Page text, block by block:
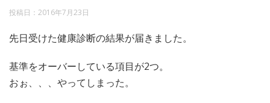
投稿日： 2016年7月23日
先日受けた健康診断の結果が届きました。
基準をオーバーしている項目が2つ。
おぉ、、、やってしまった。